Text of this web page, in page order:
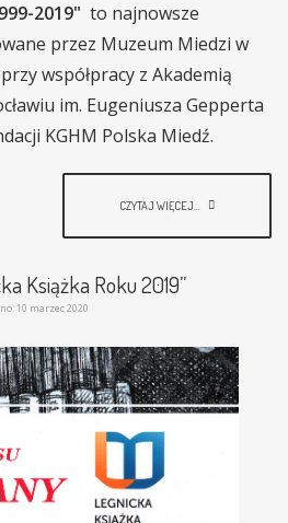
2019" to najnowsze
przez Muzeum Miedzi w
współpracy z Akademią
im. Eugeniusza Gepperta
KGHM Polska Miedź.
CZYTAJ WIĘCEJ...
Książka Roku 2019”
10 marzec 2020